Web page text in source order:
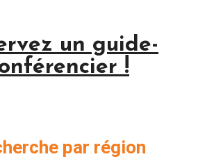
un guide-
!
par région